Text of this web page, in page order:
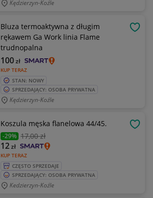
Kędzierzyn-Koźle
Bluza termoaktywna z długim
rękawem Ga Work linia Flame
trudnopalna
KUP TERAZ
100zł
STAN: NOWY
SPRZEDAJĄCY: OSOBA PRYWATNA
Kędzierzyn-Koźle
Koszula męska flanelowa 44/45.
-29% 17,00 zł
KUP TERAZ
12zł
CZĘSTO SPRZEDAJE
SPRZEDAJĄCY: OSOBA PRYWATNA
Kedzierzyn-Koźle